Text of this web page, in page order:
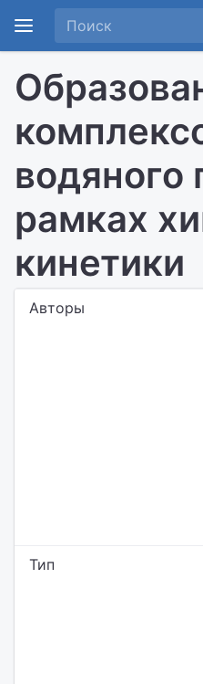
водяного
рамках
кинетики
Авторы
Тип